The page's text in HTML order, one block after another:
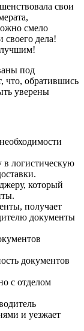
свои
смело
своего дела!
лучшим!
под
что, обратившись
уверены
в логистическую
который
получает
документы
документов
с отделом
и уезжает